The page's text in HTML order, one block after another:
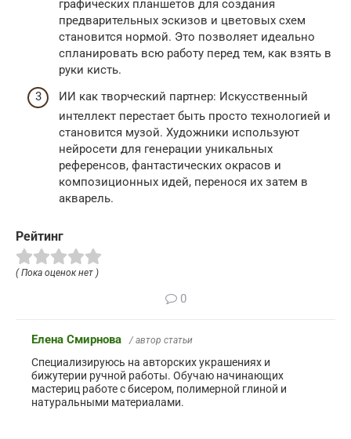
графических планшетов для создания
предварительных эскизов и цветовых схем
становится нормой. Это позволяет идеально
спланировать всю работу перед тем, как взять в
руки кисть.
ИИ как творческий партнер: Искусственный
интеллект перестает быть просто технологией и
становится музой. Художники используют
нейросети для генерации уникальных
референсов, фантастических окрасов и
композиционных идей, перенося их затем в
акварель.
Рейтинг
( Пока оценок нет )
0
Елена Смирнова / автор статьи
Специализируюсь на авторских украшениях и
бижутерии ручной работы. Обучаю начинающих
мастериц работе с бисером, полимерной глиной и
натуральными материалами.